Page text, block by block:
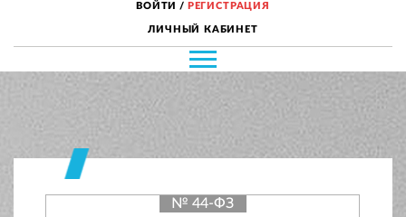
ВОЙТИ / РЕГИСТРАЦИЯ
ЛИЧНЫЙ КАБИНЕТ
№ 44-ФЗ